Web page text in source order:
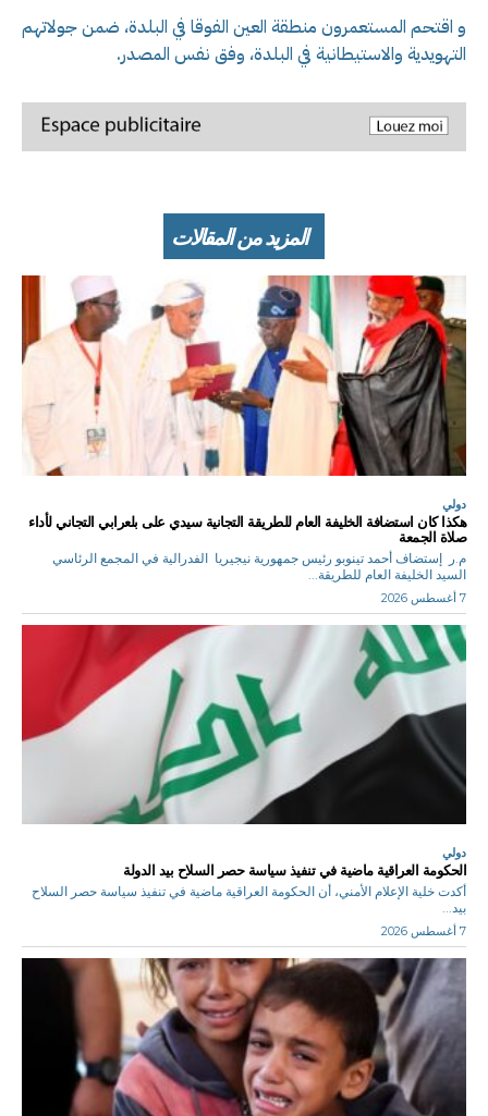
و اقتحم المستعمرون منطقة العين الفوقا في البلدة، ضمن جولاتهم
التهويدية والاستيطانية في البلدة، وفق نفس المصدر.
المزيد من المقالات
دولي
هكذا كان استضافة الخليفة العام للطريقة التجانية سيدي على بلعرابي التجاني لأداء
صلاة الجمعة
م.ر إستضاف أحمد تينوبو رئيس جمهورية نيجيريا الفدرالية في المجمع الرئاسي
السيد الخليفة العام للطريقة...
7 أغسطس 2026
دولي
الحكومة العراقية ماضية في تنفيذ سياسة حصر السلاح بيد الدولة
أكدت خلية الإعلام الأمني، أن الحكومة العراقية ماضية في تنفيذ سياسة حصر السلاح
بيد...
7 أغسطس 2026